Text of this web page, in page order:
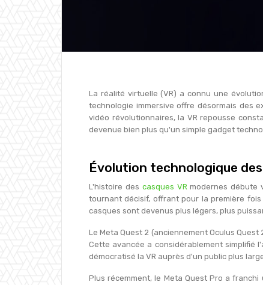
La réalité virtuelle (VR) a connu une
technologie immersive offre désormais des
vidéo révolutionnaires, la VR repousse
devenue bien plus qu'un simple gadget
Évolution technologique
L'histoire des casques VRmodernes débute
tournant décisif, offrant pour la première
casques sont devenus plus légers, plus
Le Meta Quest 2 (anciennement Oculus
Cette avancée a considérablement simplifié
démocratisé la VR auprès d'un public plus
Plus récemment, le Meta Quest Pro a